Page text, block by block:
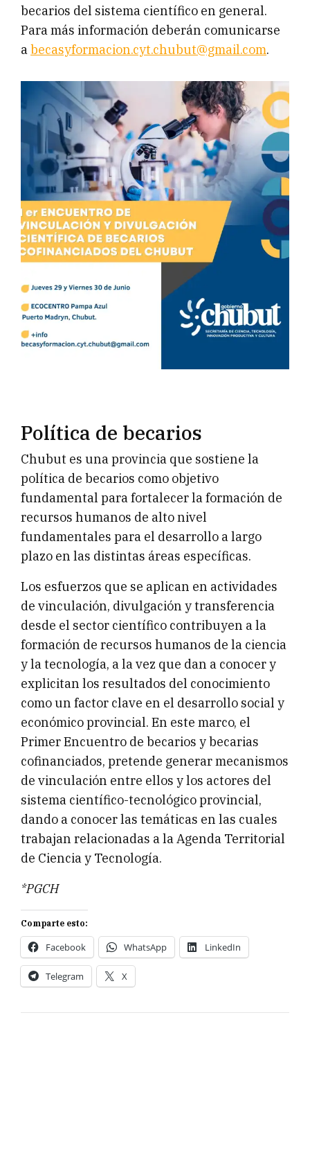
becarios del sistema científico en general.
Para más información deberán comunicarse
abecasyformacion.cyt.chubut@gmail.com.
Política de becarios
Chubut es una provincia que sostiene la
política de becarios como objetivo
fundamental para fortalecer la formación de
recursos humanos de alto nivel
fundamentales para el desarrollo a largo
plazo en las distintas áreas específicas.
Los esfuerzos que se aplican en actividades
de vinculación, divulgación y transferencia
desde el sector científico contribuyen a la
formación de recursos humanos de la ciencia
y la tecnología, a la vez que dan a conocer y
explicitan los resultados del conocimiento
como un factor clave en el desarrollo social y
económico provincial. En este marco, el
Primer Encuentro de becarios y becarias
cofinanciados, pretende generar mecanismos
de vinculación entre ellos y los actores del
sistema científico-tecnológico provincial,
dando a conocer las temáticas en las cuales
trabajan relacionadas a la Agenda Territorial
de Ciencia y Tecnología.
*PGCH
Comparte esto:
Facebook WhatsApp LinkedIn
Telegram X